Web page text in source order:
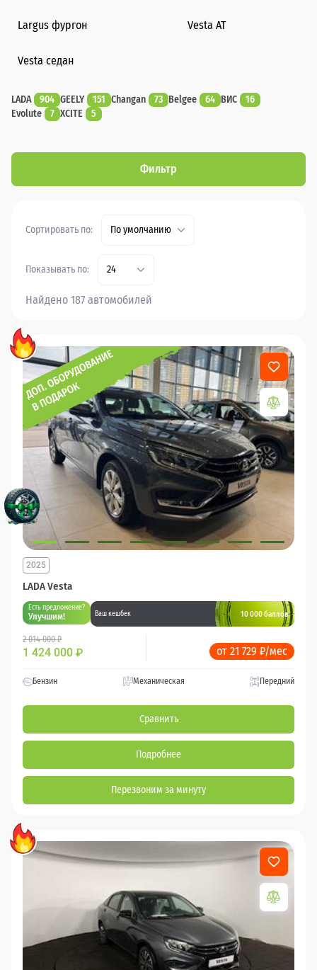
Largus фургон Vesta AT
Vesta седан
LADA 904 GEELY 151 Changan 73 Belgee 64 ВИС
16
Evolute
7 XCITE 5
Фильтр
Сортировать по: По умолчанию
Показывать по: 24
Найдено 187 автомобилей
LADA Vesta
2025
Есть предложение?
Улучшим! Ваш кешбек 10 000 баллов
2 014 000 ₽
1 424 000 ₽ от 21 729 ₽/мес
Бензин Механическая Передний
Сравнить
Подробнее
Перезвоним за минуту